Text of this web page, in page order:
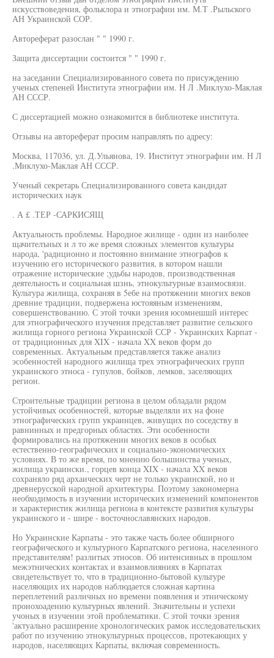
искусствоведения, фольклора и этнографии им. М.Т .Рыльского
АН Украинской СОР.
Автореферат разослан " " 1990 г.
Защита диссертации состоится " " 1990 г.
на заседании Специализированного совета по присуждению
ученых степеней Института этнографии им. Н Л .Миклухо-Маклая
АН СССР.
С диссертацией можно ознакомится в библиотеке института.
Отзывы на автореферат просим направлять по адресу:
Москва, 117036, ул. Д.Ульянова, 19. Институт этнографии им. Н Л
.Миклухо-Маклая АН СССР.
Ученый секретарь Специализированного совета кандидат
исторических наук
. А £ .ТЕР -САРКИСЯЩ
Актуальность проблемы. Народное жилище - один из наиболее
щачителъных и л то же время сложных элементов культуры
народа, 'радиционно и постоянно внимание этнографов к
изучению его исторического развития, в котором нашли
отражение исторические ;удьбы народов, производственная
деятельность и социальная шзнь, этнокультурные взаимосвязи.
Культура жилища, сохраняя в 5ебе на протяжении многих веков
древние традиции, подвержена юстояяным изменениям,
совершенствованию. С этой точки зрения юсомнешшй интерес
для этнографического изучения представляет развитие сельского
жилища горного региона Украинской ССР - Украинских Карпат -
от традиционных для XIX - начала XX веков форм до
современных. Актуальным представляется также анализ
эсобенностей народного жилища трех этнографических групп
украинского этноса - гупулов, бойков, лемков, заселяющих
регион.
Строительные традиции региона в целом обладали рядом
устойчивых особенностей, которые выделяли их на фоне
этнографических групп украинцев, живущих по соседству в
равнинных и предгорных областях. Эти особенности
формировались на протяжении многих веков в особых
естественно-географических и социально-экономических
условиях. В то же время, по мнению большинства ученых,
жилища украински., горцев конца XIX - начала XX веков
сохраняло ряд архаических черт не только украинской, но и
древнерусской народной архитектуры. Поэтому закономерна
необходимость в изучении исторических изменений компонентов
и характеристик жилища региона в контексте развития культуры
украинского и - шире - восточнославянских народов.
Но Украинские Карпаты - это также часть более обширного
географического и культурного Карпатского региона, населенного
представителям! разлитых этносов. Об интенсивных в прошлом
межэтнических контактах и взаимовлияниях в Карпатах
свидетельствует то, что в традиционно-бытовой культуре
населяющих их народов наблюдается сложная картина
переплетений различных но времени появления и этническому
проиохоадению культурных явлений. Значительны и успехи
учоных в изучении этой проблематики. С этой точки зрения
'актуально расширение хронологических рамок исследовательских
работ по изучению этнокультурных процессов, протекающих у
народов, населяющих Карпаты, включая современность.